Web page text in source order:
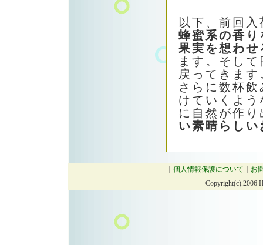
以下、前回
蜂蜜系の香
果実を想わ
ます。そし
戻ってきます
さらに数杯
けていくよ
に自然が作
い素晴らし
個人情報保護について
お
Copyright(c).2006